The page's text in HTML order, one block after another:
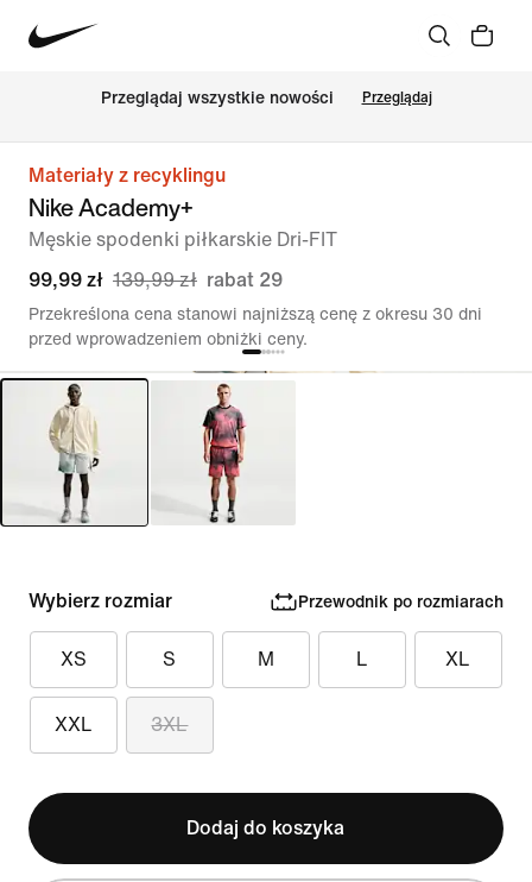
Przeglądaj wszystkie nowości Przeglądaj
Materiały z recyklingu
Nike Academy+
Męskie spodenki piłkarskie Dri-FIT
99,99 zł 139,99 zł rabat 29
Przekreślona cena stanowi najniższą cenę z okresu 30 dni
przed wprowadzeniem obniżki ceny.
Wybierz rozmiar Przewodnik po rozmiarach
XS S M L XL
XXL 3XL
Dodaj do koszyka